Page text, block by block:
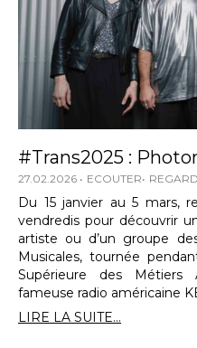
#Trans2025 :
27.02.2026 ECOUTER
Du 15 janvier au 5 mars,
vendredis pour découvrir
artiste ou d’un groupe
Musicales, tournée
Supérieure des Métiers
fameuse radio américaine
LIRE LA SUITE...